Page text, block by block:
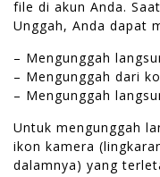
file di akun Anda.
Unggah, Anda dapat
– Mengunggah
– Mengunggah dari
– Mengunggah
Untuk mengunggah
ikon kamera
dalamnya) yang